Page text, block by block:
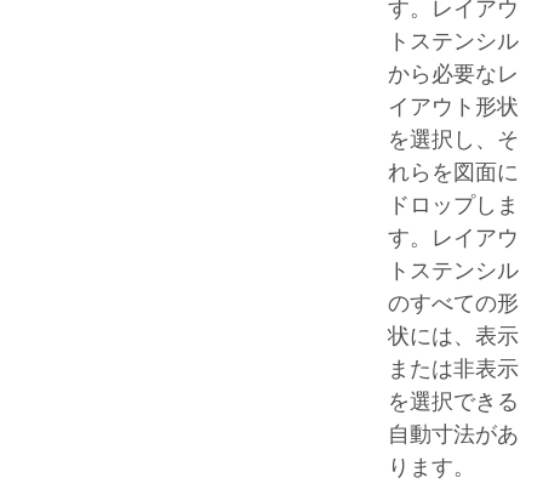
す。レイアウ
トステンシル
から必要なレ
イアウト形状
を選択し、そ
れらを図面に
ドロップしま
す。レイアウ
トステンシル
のすべての形
状には、表示
または非表示
を選択できる
自動寸法があ
ります。